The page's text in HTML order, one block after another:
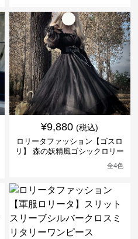
¥9,880 (税込)
ロリータファッション【ゴスロ
リ】 森の妖精風ゴシックロリー
全4色